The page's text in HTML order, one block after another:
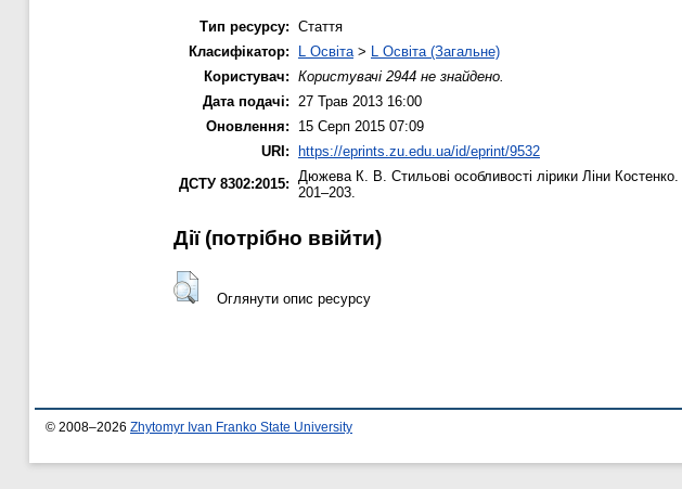
Тип ресурсу: Стаття
Класифікатор:
L Освіта > L Освіта (Загальне)
Користувач: Користувачі 2944 не знайдено.
Дата подачі:
27 Трав 2013 16:00
Оновлення:
15 Серп 2015 07:09
URI: https://eprints.zu.edu.ua/id/eprint/9532
ДСТУ 8302:2015:
Дюжева К. В. Стильові особливості лірики Ліни Костенко.
201–203.
Дії ​​(потрібно ввійти)
Оглянути опис ресурсу
© 2008–2026 Zhytomyr Ivan Franko State University